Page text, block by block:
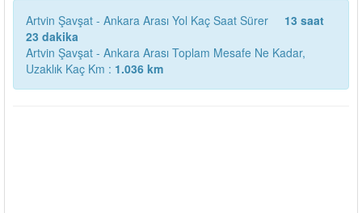
Artvin Şavşat - Ankara Arası Yol Kaç Saat Sürer
13 saat
23 dakika
Artvin Şavşat - Ankara Arası Toplam Mesafe Ne Kadar,
Uzaklık Kaç Km : 1.036 km